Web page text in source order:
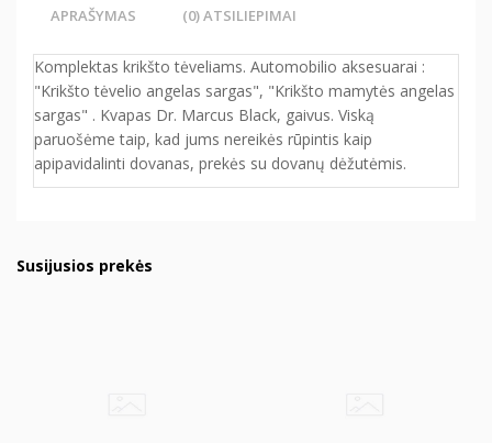
APRAŠYMAS (0) ATSILIEPIMAI
Komplektas krikšto tėveliams. Automobilio aksesuarai :
"Krikšto tėvelio angelas sargas", "Krikšto mamytės angelas
sargas" . Kvapas Dr. Marcus Black, gaivus. Viską
paruošėme taip, kad jums nereikės rūpintis kaip
apipavidalinti dovanas, prekės su dovanų dėžutėmis.
Susijusios prekės